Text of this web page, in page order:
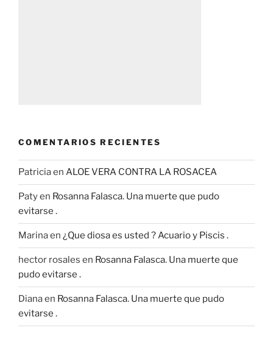
COMENTARIOS RECIENTES
Patriciaen ALOE VERA CONTRA LA ROSACEA
Patyen Rosanna Falasca. Una muerte que pudo
evitarse .
Marinaen ¿Que diosa es usted ? Acuario y Piscis .
hector rosales en Rosanna Falasca. Una muerte que
pudo evitarse .
Dianaen Rosanna Falasca. Una muerte que pudo
evitarse .